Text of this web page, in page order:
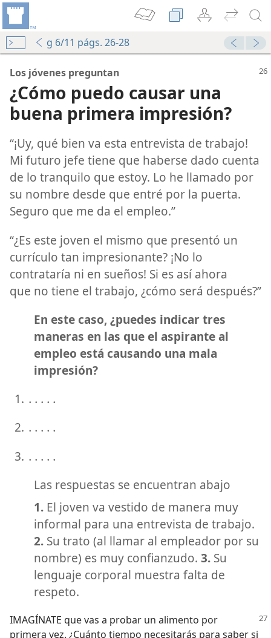
g 6/11 págs. 26-28
Los jóvenes preguntan
¿Cómo puedo causar una
buena primera impresión?
“¡Uy, qué bien va esta entrevista de trabajo!
Mi futuro jefe tiene que haberse dado cuenta
de lo tranquilo que estoy. Lo he llamado por
su nombre desde que entré por la puerta.
Seguro que me da el empleo.”
“¿Es este joven el mismo que presentó un
currículo tan impresionante? ¡No lo
contrataría ni en sueños! Si es así ahora
que no tiene el trabajo, ¿cómo será después?”
En este caso, ¿puedes indicar tres
maneras en las que el aspirante al
empleo está causando una mala
impresión?
․․․․․
․․․․․
․․․․․
Las respuestas se encuentran abajo
1. El joven va vestido de manera muy
informal para una entrevista de trabajo.
2. Su trato (al llamar al empleador por su
nombre) es muy confianzudo. 3. Su
lenguaje corporal muestra falta de
respeto.
IMAGÍNATE que vas a probar un alimento por
primera vez. ¿Cuánto tiempo necesitarás para saber si